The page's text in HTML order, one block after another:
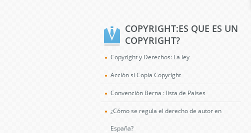
COPYRIGHT:ES QUE ES UN
COPYRIGHT?
Copyright y Derechos: La ley
Acción si Copia Copyright
Convención Berna : lista de Países
¿Cómo se regula el derecho de autor en
España?